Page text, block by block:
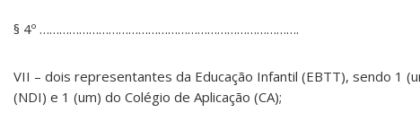
§ 4º …………………………………………………………………….
VII – dois representantes da Educação Infantil (EBTT), sendo 1
(NDI) e 1 (um) do Colégio de Aplicação (CA);